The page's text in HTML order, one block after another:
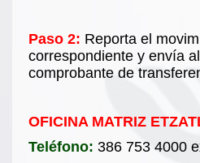
Paso 2: Reporta el
correspondiente y envía
comprobante de
OFICINA MATRIZ
Teléfono: 386 753 4000